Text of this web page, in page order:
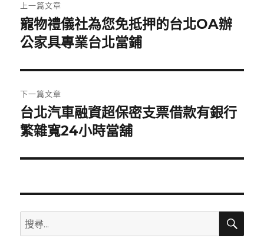
章
導
覽
上一篇文章
上
一
文
章:
寵物禮儀社為您免抵押的台北OA辦
公家具專業台北當鋪
下一篇文章
下
一
文
台北汽車融資超保密支票借款有銀行
繁雜寬24小時當舖
搜
尋
搜